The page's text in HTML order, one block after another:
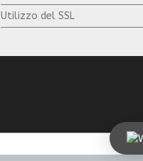
Utilizzo del SSL